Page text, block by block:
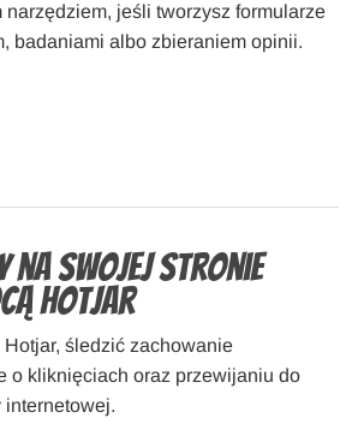
jeśli tworzysz formularze
badaniami albo zbieraniem opinii.
na swojej stronie
Hotjar
śledzić zachowanie
o kliknięciach oraz przewijaniu do
internetowej.